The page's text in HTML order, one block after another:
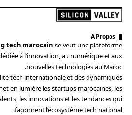
A Propos
tech marocain se veut une plateforme
à l’innovation, au numérique et aux
nouvelles technologies au Maroc.
tech internationale et des dynamiques
en lumière les startups marocaines, les
les innovations et les tendances qui
façonnent l’écosystème tech national.